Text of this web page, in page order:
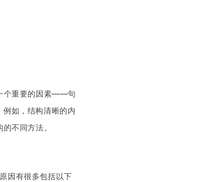
个重要的因素——句
如，结构清晰的内
不同方法。
因有很多包括以下